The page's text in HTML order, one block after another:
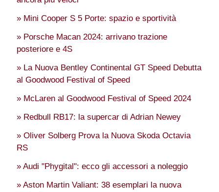
» Mini Cooper S 5 Porte: spazio e sportività
» Porsche Macan 2024: arrivano trazione
posteriore e 4S
» La Nuova Bentley Continental GT Speed Debutta
al Goodwood Festival of Speed
» McLaren al Goodwood Festival of Speed 2024
» Redbull RB17: la supercar di Adrian Newey
» Oliver Solberg Prova la Nuova Skoda Octavia
RS
» Audi "Phygital": ecco gli accessori a noleggio
» Aston Martin Valiant: 38 esemplari la nuova